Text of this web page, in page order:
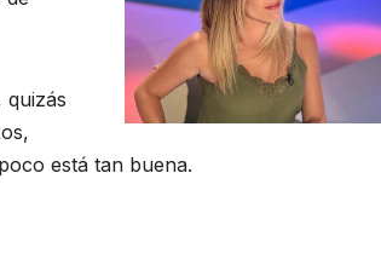
quizás
está tan buena.